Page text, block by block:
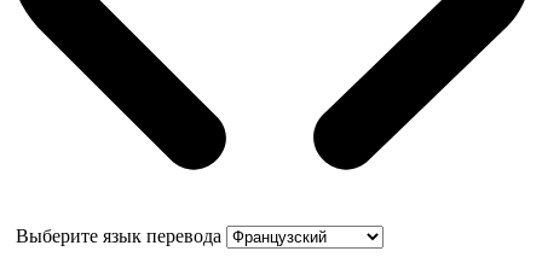
Выберите язык перевода